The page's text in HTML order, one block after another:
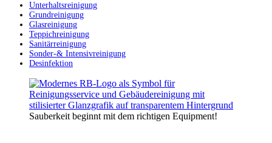
Unterhaltsreinigung
Grundreinigung
Glasreinigung
Teppichreinigung
Sanitärreinigung
Sonder-& Intensivreinigung
Desinfektion
Sauberkeit beginnt mit dem richtigen Equipment!